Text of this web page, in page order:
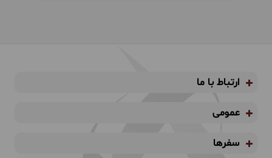
ارتباط با ما
عمومی
سفرها